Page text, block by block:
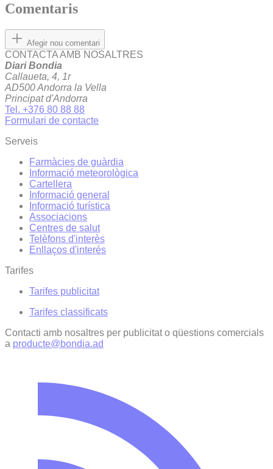
Comentaris
Afegir nou comentari
CONTACTA AMB NOSALTRES
Diari Bondia
Callaueta, 4, 1r
AD500 Andorra la Vella
Principat d'Andorra
Tel. +376 80 88 88
Formulari de contacte
Serveis
Farmàcies de guàrdia
Informació meteorològica
Cartellera
Informació general
Informació turística
Associacions
Centres de salut
Telèfons d'interès
Enllaços d'interés
Tarifes
Tarifes publicitat
Tarifes classificats
Contacti amb nosaltres per publicitat o qüestions comercials
a producte@bondia.ad